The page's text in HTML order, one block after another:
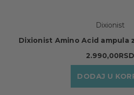
Dixionist
Dixionist Amino Acid ampula
2.990,00RSD
DODAJ U